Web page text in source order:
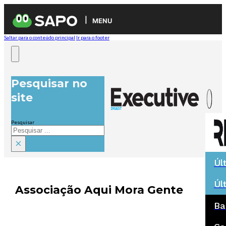
MENU
Saltar para o conteúdo principal Ir para o footer
Pesquisar no
site
Pesquisar
×
Associação Aqui Mora Gente